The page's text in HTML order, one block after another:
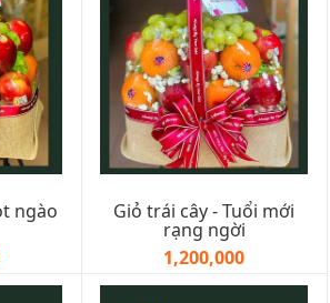
ngào Giỏ trái cây - Tuổi mới
rạng ngời
1,200,000